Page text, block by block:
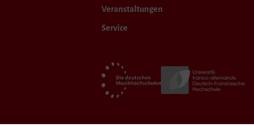
Veranstaltungen
Service